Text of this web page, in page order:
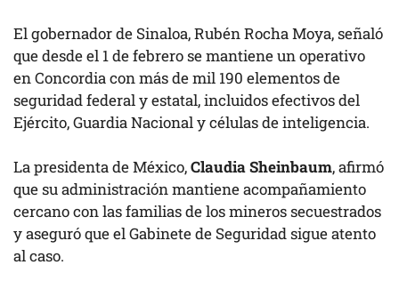
El gobernador de Sinaloa, Rubén Rocha Moya, señaló
que desde el 1 de febrero se mantiene un operativo
en Concordia con más de mil 190 elementos de
seguridad federal y estatal, incluidos efectivos del
Ejército, Guardia Nacional y células de inteligencia.
La presidenta de México,Claudia Sheinbaum, afirmó
que su administración mantiene acompañamiento
cercano con las familias de los mineros secuestrados
y aseguró que el Gabinete de Seguridad sigue atento
al caso.